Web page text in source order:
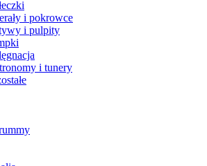
i pokrowce
i pulpity
i tunery